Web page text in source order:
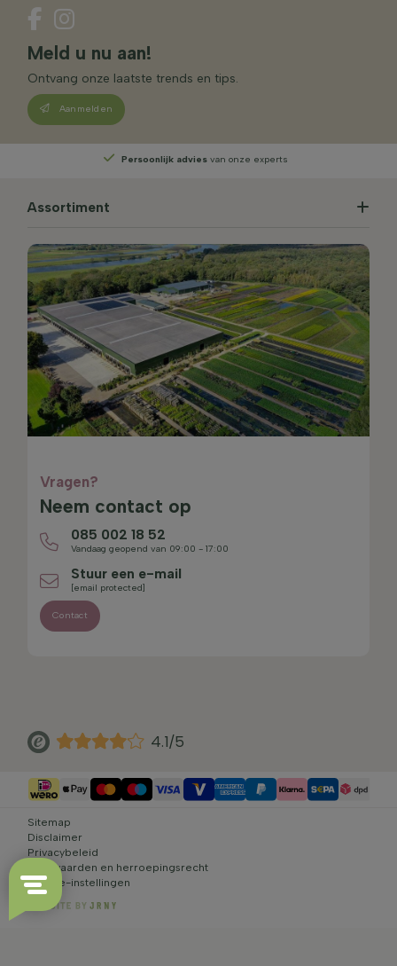
Meld u nu aan!
Ontvang onze laatste trends en tips.
Aanmelden
Persoonlijk advies van onze experts
Assortiment
Vragen?
Neem contact op
085 002 18 52
Vandaag geopend van 09:00 - 17:00
Stuur een e-mail
[email protected]
Contact
4.1/5
Sitemap
Disclaimer
Privacybeleid
Voorwaarden en herroepingsrecht
Cookie-instellingen